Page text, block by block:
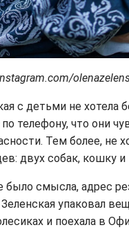
с детьми не хотела
телефону, что они
Тем более, не
двух собак, кошку и
было смысла, адрес
упаковал
и поехала в